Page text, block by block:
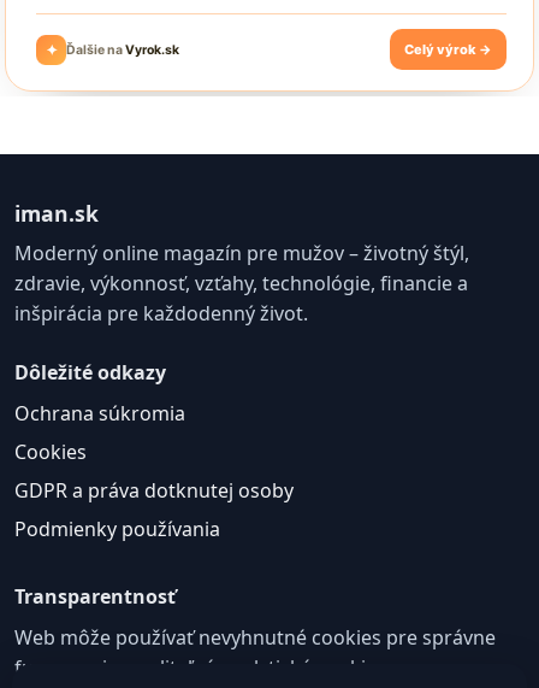
iman.sk
Moderný online magazín pre mužov – životný štýl,
zdravie, výkonnosť, vzťahy, technológie, financie a
inšpirácia pre každodenný život.
Dôležité odkazy
Ochrana súkromia
Cookies
GDPR a práva dotknutej osoby
Podmienky používania
Transparentnosť
Web môže používať nevyhnutné cookies pre správne
fungovanie a voliteľné analytické cookies na